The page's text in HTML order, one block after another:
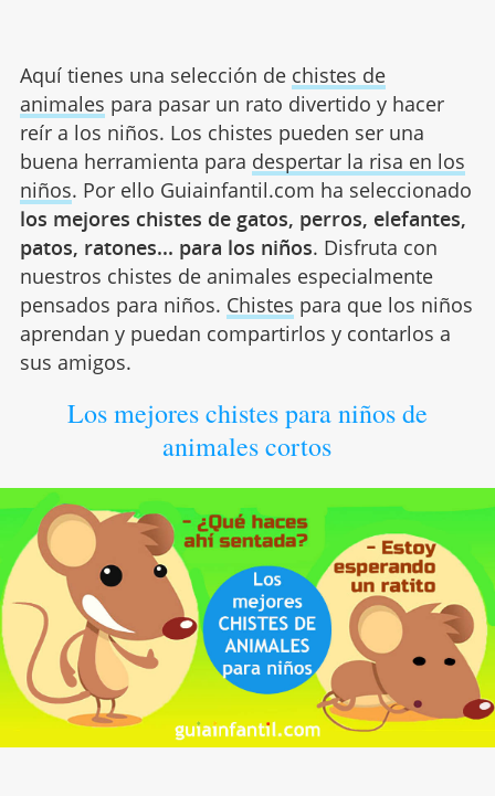
Aquí tienes una selección de chistes de
animales para pasar un rato divertido y hacer
reír a los niños. Los chistes pueden ser una
buena herramienta para despertar la risa en los
niños. Por ello Guiainfantil.com ha seleccionado
los mejores chistes de gatos, perros, elefantes,
patos, ratones... para los niños. Disfruta con
nuestros chistes de animales especialmente
pensados para niños. Chistes para que los niños
aprendan y puedan compartirlos y contarlos a
sus amigos.
Los mejores chistes para niños de
animales cortos